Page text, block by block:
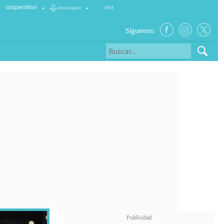
• •
Síguenos: